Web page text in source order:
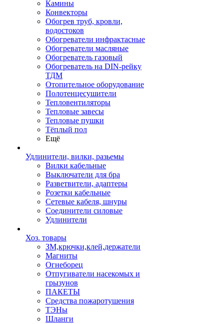
Камины
Конвекторы
Обогрев труб, кровли,
водостоков
Обогреватели инфрактасные
Обогреватели масляные
Обогреватель газовый
Обогреватель на DIN-рейку
ТДМ
Отопительное оборудование
Полотенцесушители
Тепловентиляторы
Тепловые завесы
Тепловые пушки
Тёплый пол
Ещё
Удлинители, вилки, разьемы
Вилки кабельные
Выключатели для бра
Разветвители, адаптеры
Розетки кабельные
Сетевые кабеля, шнуры
Соединители силовые
Удлинители
Хоз. товары
ЗМ,крючки,клей,держатели
Магниты
Огнеборец
Отпугиватели насекомых и
грызунов
ПАКЕТЫ
Средства пожаротушения
ТЭНы
Шланги